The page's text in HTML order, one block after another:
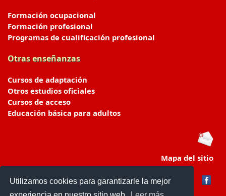
Utilizamos cookies para garantizarle la mejor
Formación ocupacional
Formación profesional
Programas de cualificación profesional
Otras enseñanzas
Cursos de adaptación
Otros estudios oficiales
Cursos de acceso
Educación básica para adultos
Mapa del sitio